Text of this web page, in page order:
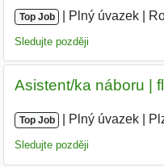
Top Job Plný úvazek
Sledujte později
Asistent/ka náboru |
Top Job Plný úvazek
Sledujte později